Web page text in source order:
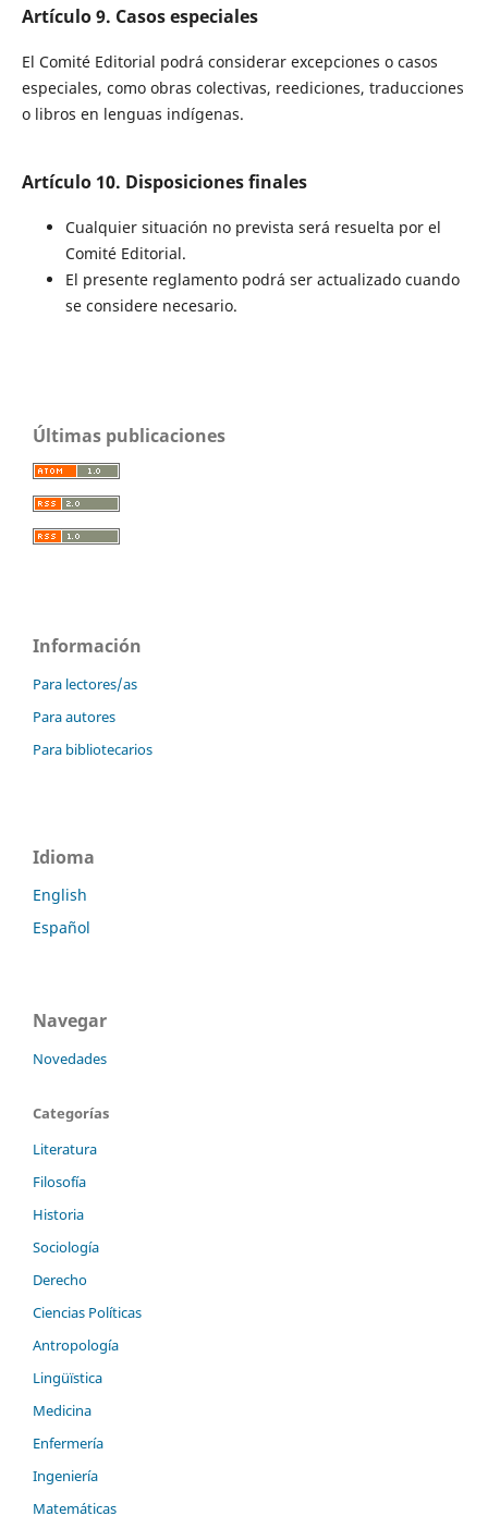
Artículo 9. Casos especiales
El Comité Editorial podrá considerar excepciones o casos
especiales, como obras colectivas, reediciones, traducciones
o libros en lenguas indígenas.
Artículo 10. Disposiciones finales
Cualquier situación no prevista será resuelta por el
Comité Editorial.
El presente reglamento podrá ser actualizado cuando
se considere necesario.
Últimas publicaciones
Información
Para lectores/as
Para autores
Para bibliotecarios
Idioma
English
Español
Navegar
Novedades
Categorías
Literatura
Filosofía
Historia
Sociología
Derecho
Ciencias Políticas
Antropología
Lingüïstica
Medicina
Enfermería
Ingeniería
Matemáticas